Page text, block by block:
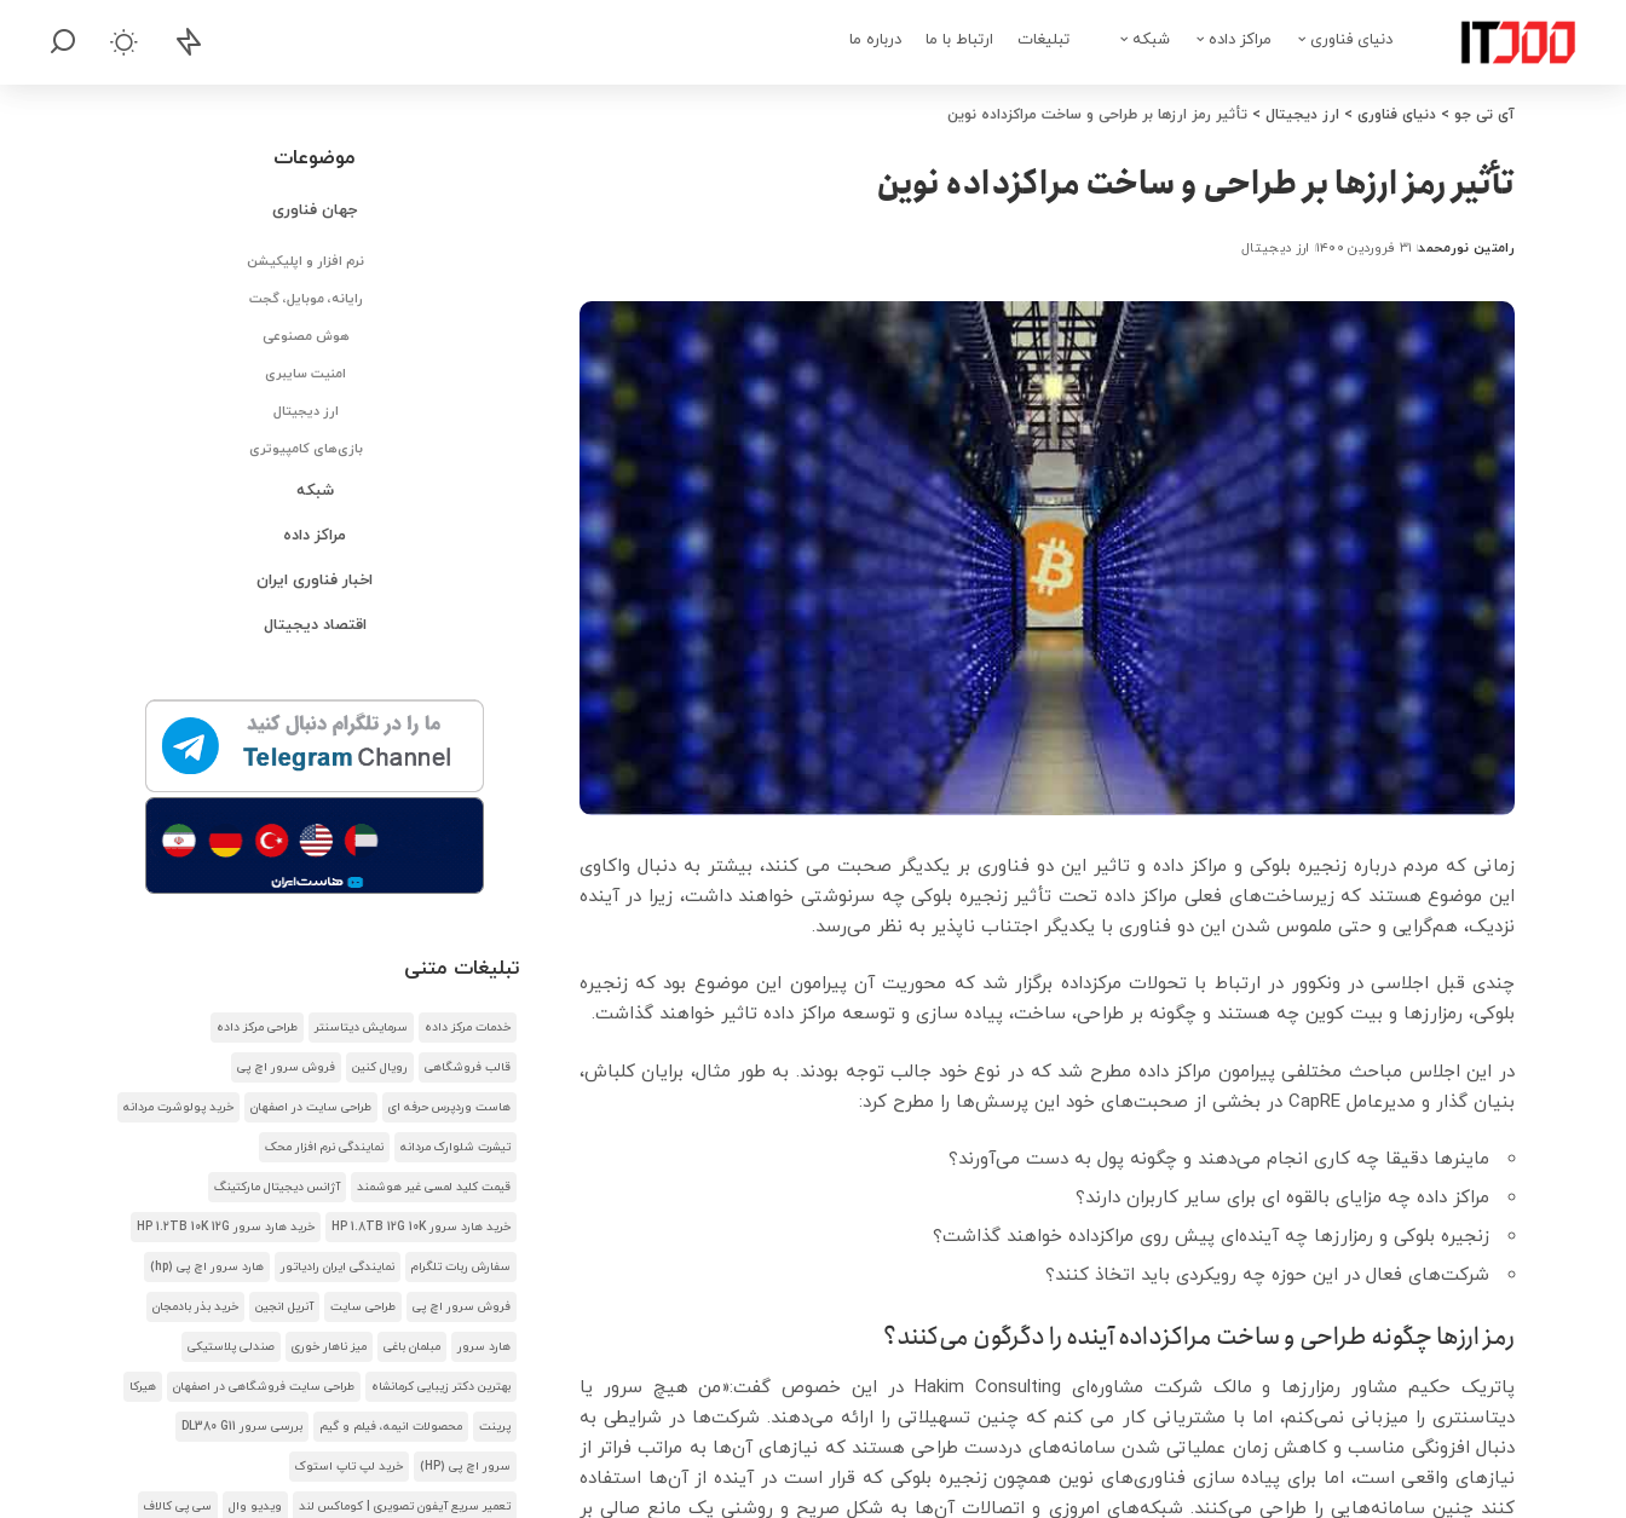
دنیای فناوری مراکز داده شبکه تبلیغات ارتباط با ما درباره ما
آی تی جو > دنیای فناوری > ارز دیجیتال > تأثیر رمز ارزها بر طراحی و ساخت مراکزداده نوین
تأثیر رمز ارزها بر طراحی و ساخت مراکزداده نوین
ارسال
توسط
رامتین نورمحمد ۳۱ فروردین ۱۴۰۰ ارز دیجیتال
زمانی که مردم درباره زنجیره بلوکی و مراکز داده و تاثیر این دو فناوری بر یکدیگر صحبت می کنند، بیشتر به دنبال واکاوی
این موضوع هستند که زیرساخت‌های فعلی مراکز داده تحت تأثیر زنجیره بلوکی چه سرنوشتی خواهند داشت، زیرا در آینده
نزدیک، هم‌گرایی و حتی ملموس شدن این دو فناوری با یکدیگر اجتناب ناپذیر به نظر می‌رسد.
چندی قبل اجلاسی در ونکوور در ارتباط با تحولات مرکزداده برگزار شد که محوریت آن پیرامون این موضوع بود که زنجیره
بلوکی، رمزارزها و بیت کوین چه هستند و چگونه بر طراحی، ساخت، پیاده سازی و توسعه مراکز داده تاثیر خواهند گذاشت.
در این اجلاس مباحث مختلفی پیرامون مراکز داده مطرح شد که در نوع خود جالب توجه بودند. به طور مثال، برایان کلباش،
بنیان گذار و مدیرعامل CapRE در بخشی از صحبت‌های خود این پرسش‌ها را مطرح کرد:
ماینرها دقیقا چه کاری انجام می‌دهند و چگونه پول به دست می‌آورند؟
مراکز داده چه مزایای بالقوه ای برای سایر کاربران دارند؟
زنجیره بلوکی و رمزارزها چه آینده‌ای پیش روی مراکزداده خواهند گذاشت؟
شرکت‌های فعال در این حوزه چه رویکردی باید اتخاذ کنند؟
رمز ارزها چگونه طراحی و ساخت مراکزداده آینده را دگرگون می‌کنند؟
پاتریک حکیم مشاور رمزارزها و مالک شرکت مشاوره‌ای Hakim Consulting در این خصوص گفت:«من هیچ سرور یا
دیتاسنتری را میزبانی نمی‌کنم، اما با مشتریانی کار می کنم که چنین تسهیلاتی را ارائه می‌دهند. شرکت‌ها در شرایطی به
دنبال افزونگی مناسب و کاهش زمان عملیاتی شدن سامانه‌های دردست طراحی هستند که نیازهای آن‌ها به مراتب فراتر از
نیازهای واقعی است، اما برای پیاده سازی فناوری‌های نوین همچون زنجیره بلوکی که قرار است در آینده از آن‌ها استفاده
کنند چنین سامانه‌هایی را طراحی می‌کنند. شبکه‌های امروزی و اتصالات آن‌ها به شکل صریح و روشنی یک مانع صالی بر
موضوعات
جهان فناوری
نرم افزار و اپلیکیشن
رایانه، موبایل، گجت
هوش مصنوعی
امنیت سایبری
ارز دیجیتال
بازی‌های کامپیوتری
شبکه
مراکز داده
اخبار فناوری ایران
اقتصاد دیجیتال
تبلیغات متنی
خدمات مرکز داده سرمایش دیتاسنتر طراحی مرکز داده
قالب فروشگاهی رویال کنین فروش سرور اچ پی
هاست وردپرس حرفه ای طراحی سایت در اصفهان خرید پولوشرت مردانه
تیشرت شلوارک مردانه نمایندگی نرم افزار محک
قیمت کلید لمسی غیر هوشمند آژانس دیجیتال مارکتینگ
خرید هارد سرور HP 1.8TB 12G 10K خرید هارد سرور HP 1.2TB 10K 12G
سفارش ربات تلگرام نمایندگی ایران رادیاتور هارد سرور اچ پی (hp)
فروش سرور اچ پی طراحی سایت آنریل انجین خرید بذر بادمجان
هارد سرور مبلمان باغی میز ناهار خوری صندلی پلاستیکی
بهترین دکتر زیبایی کرمانشاه طراحی سایت فروشگاهی در اصفهان هیرکا
پرینت محصولات انیمه، فیلم و گیم بررسی سرور DL380 G11
سرور اچ پی (HP) خرید لپ تاپ استوک
تعمیر سریع آیفون تصویری | کوماکس لند ویدیو وال سی پی کالاف